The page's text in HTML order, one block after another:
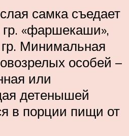
самка съедает
гр. «фаршекаши»,
Минимальная
особей –
или
детенышей
в порции пищи от